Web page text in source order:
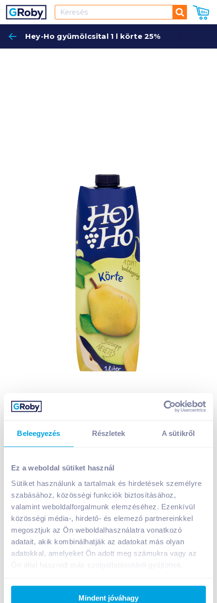
Beleegyezés Részletek A sütikről
Ez a weboldal sütiket használ
Sütiket használunk a tartalmak és hirdetések személyre
szabásához, közösségi funkciók biztosításához,
valamint weboldalforgalmunk elemzéséhez. Ezenkívül
közösségi média-, hirdető- és elemező partnereinkkel
megosztjuk az Ön weboldalhasználatra vonatkozó
adatait, akik kombinálhatják az adatokat más olyan
adatokkal, amelyeket Ön adott meg számukra vagy az
Ön által használt más szolgáltatásokból gyűjtöttek.
Mindent jóváhagy
Keresés
Hey-Ho gyümölcsital 1 l körte 25%
Hey-Ho gyümölcsital 1 l körte 25%
A termék jelenleg nem elérhető
Bevásárlólistához adom Értesíts, ha olcsóbb!
Termékleírás a(z)Hey-Ho gyümölcsital 1 l körte